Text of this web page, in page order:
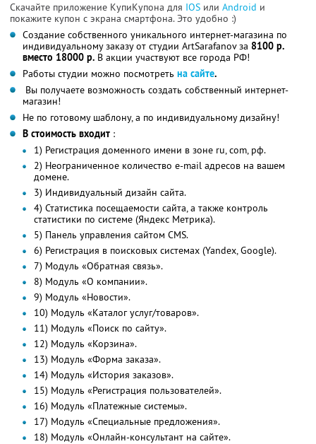
Скачайте приложение КупиКупона для IOS или Android и
покажите купон с экрана смартфона. Это удобно :)
Создание собственного уникального интернет-магазина по
индивидуальному заказу от студии ArtSarafanov за 8100 р.
вместо 18000 р. В акции участвуют все города РФ!
Работы студии можно посмотреть на сайте.
Вы получаете возможность создать собственный интернет-
магазин!
Не по готовому шаблону, а по индивидуальному дизайну!
В стоимость входит :
1) Регистрация доменного имени в зоне ru, com, рф.
2) Неограниченное количество e-mail адресов на вашем
домене.
3) Индивидуальный дизайн сайта.
4) Статистика посещаемости сайта, а также контроль
статистики по системе (Яндекс Метрика).
5) Панель управления сайтом CMS.
6) Регистрация в поисковых системах (Yandex, Google).
7) Модуль «Обратная связь».
8) Модуль «О компании».
9) Модуль «Новости».
10) Модуль «Каталог услуг/товаров».
11) Модуль «Поиск по сайту».
12) Модуль «Корзина».
13) Модуль «Форма заказа».
14) Модуль «История заказов».
15) Модуль «Регистрация пользователей».
16) Модуль «Платежные системы».
17) Модуль «Специальные предложения».
18) Модуль «Онлайн-консультант на сайте».